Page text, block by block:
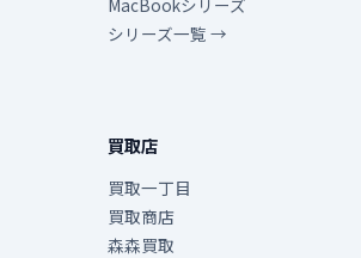
MacBookシリーズ
シリーズ一覧 →
買取店
買取一丁目
買取商店
森森買取